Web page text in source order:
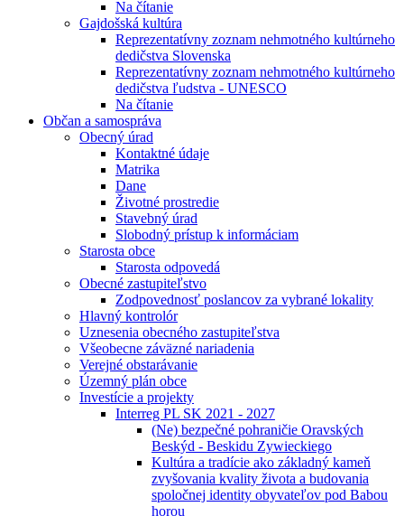
Na čítanie
Gajdošská kultúra
Reprezentatívny zoznam nehmotného kultúrneho
dedičstva Slovenska
Reprezentatívny zoznam nehmotného kultúrneho
dedičstva ľudstva - UNESCO
Na čítanie
Občan a samospráva
Obecný úrad
Kontaktné údaje
Matrika
Dane
Životné prostredie
Stavebný úrad
Slobodný prístup k informáciam
Starosta obce
Starosta odpovedá
Obecné zastupiteľstvo
Zodpovednosť poslancov za vybrané lokality
Hlavný kontrolór
Uznesenia obecného zastupiteľstva
Všeobecne záväzné nariadenia
Verejné obstarávanie
Územný plán obce
Investície a projekty
Interreg PL SK 2021 - 2027
(Ne) bezpečné pohraničie Oravských
Beskýd - Beskidu Zywieckiego
Kultúra a tradície ako základný kameň
zvyšovania kvality života a budovania
spoločnej identity obyvateľov pod Babou
horou